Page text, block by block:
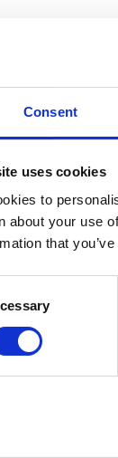
Consent
uses cookies
to
about your use
that
Laufzeit der
einem